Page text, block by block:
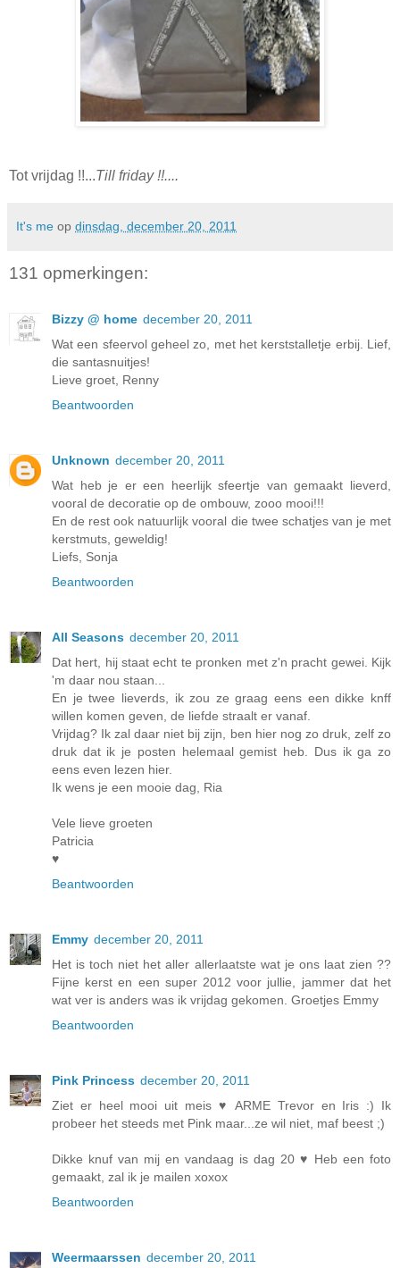
Tot vrijdag !!...Till friday !!....
It's me op dinsdag, december 20, 2011
131 opmerkingen:
Bizzy @ home december 20, 2011
Wat een sfeervol geheel zo, met het kerststalletje erbij. Lief,
die santasnuitjes!
Lieve groet, Renny
Beantwoorden
Unknown december 20, 2011
Wat heb je er een heerlijk sfeertje van gemaakt lieverd,
vooral de decoratie op de ombouw, zooo mooi!!!
En de rest ook natuurlijk vooral die twee schatjes van je met
kerstmuts, geweldig!
Liefs, Sonja
Beantwoorden
All Seasons december 20, 2011
Dat hert, hij staat echt te pronken met z'n pracht gewei. Kijk
'm daar nou staan...
En je twee lieverds, ik zou ze graag eens een dikke knff
willen komen geven, de liefde straalt er vanaf.
Vrijdag? Ik zal daar niet bij zijn, ben hier nog zo druk, zelf zo
druk dat ik je posten helemaal gemist heb. Dus ik ga zo
eens even lezen hier.
Ik wens je een mooie dag, Ria
Vele lieve groeten
Patricia
♥
Beantwoorden
Emmy december 20, 2011
Het is toch niet het aller allerlaatste wat je ons laat zien ??
Fijne kerst en een super 2012 voor jullie, jammer dat het
wat ver is anders was ik vrijdag gekomen. Groetjes Emmy
Beantwoorden
Pink Princess december 20, 2011
Ziet er heel mooi uit meis ♥ ARME Trevor en Iris :) Ik
probeer het steeds met Pink maar...ze wil niet, maf beest ;)
Dikke knuf van mij en vandaag is dag 20 ♥ Heb een foto
gemaakt, zal ik je mailen xoxox
Beantwoorden
Weermaarssen december 20, 2011